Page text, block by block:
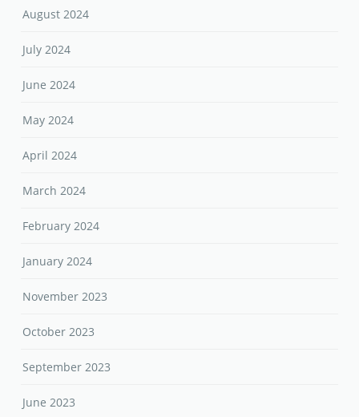
August 2024
July 2024
June 2024
May 2024
April 2024
March 2024
February 2024
January 2024
November 2023
October 2023
September 2023
June 2023